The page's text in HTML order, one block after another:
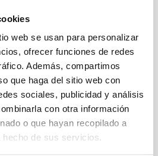
web se usan para personalizar
ofrecer funciones de redes
Además, compartimos
que haga del sitio web con
sociales, publicidad y análisis
con otra información
o que hayan recopilado a
de sus servicios.